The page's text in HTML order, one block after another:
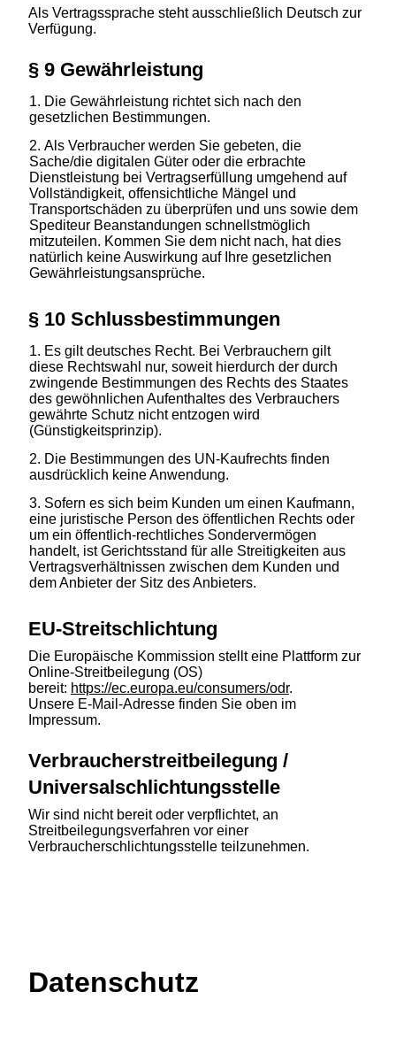
Als Vertragssprache steht ausschließlich Deutsch zur
Verfügung.
§ 9 Gewährleistung
Die Gewährleistung richtet sich nach den
gesetzlichen Bestimmungen.
Als Verbraucher werden Sie gebeten, die
Sache/die digitalen Güter oder die erbrachte
Dienstleistung bei Vertragserfüllung umgehend auf
Vollständigkeit, offensichtliche Mängel und
Transportschäden zu überprüfen und uns sowie dem
Spediteur Beanstandungen schnellstmöglich
mitzuteilen. Kommen Sie dem nicht nach, hat dies
natürlich keine Auswirkung auf Ihre gesetzlichen
Gewährleistungsansprüche.
§ 10 Schlussbestimmungen
Es gilt deutsches Recht. Bei Verbrauchern gilt
diese Rechtswahl nur, soweit hierdurch der durch
zwingende Bestimmungen des Rechts des Staates
des gewöhnlichen Aufenthaltes des Verbrauchers
gewährte Schutz nicht entzogen wird
(Günstigkeitsprinzip).
Die Bestimmungen des UN-Kaufrechts finden
ausdrücklich keine Anwendung.
Sofern es sich beim Kunden um einen Kaufmann,
eine juristische Person des öffentlichen Rechts oder
um ein öffentlich-rechtliches Sondervermögen
handelt, ist Gerichtsstand für alle Streitigkeiten aus
Vertragsverhältnissen zwischen dem Kunden und
dem Anbieter der Sitz des Anbieters.
EU-Streitschlichtung
Die Europäische Kommission stellt eine Plattform zur
Online-Streitbeilegung (OS)
bereit: https://ec.europa.eu/consumers/odr.
Unsere E-Mail-Adresse finden Sie oben im
Impressum.
Verbraucherstreitbeilegung /
Universalschlichtungsstelle
Wir sind nicht bereit oder verpflichtet, an
Streitbeilegungsverfahren vor einer
Verbraucherschlichtungsstelle teilzunehmen.
Datenschutz